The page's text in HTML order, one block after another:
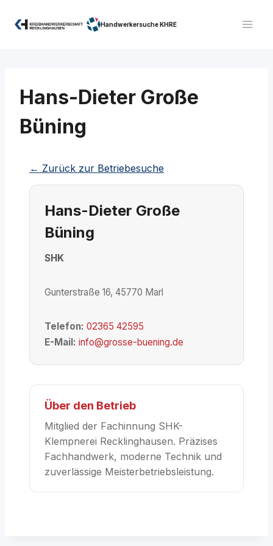
Inhalt
Handwerkersuche KHRE
Hans-Dieter Große
Büning
← Zurück zur Betriebesuche
Hans-Dieter Große
Büning
SHK
Gunterstraße 16, 45770 Marl
Telefon: 02365 42595
E-Mail: info@grosse-buening.de
Über den Betrieb
Mitglied der Fachinnung SHK-
Klempnerei Recklinghausen. Präzises
Fachhandwerk, moderne Technik und
zuverlässige Meisterbetriebsleistung.